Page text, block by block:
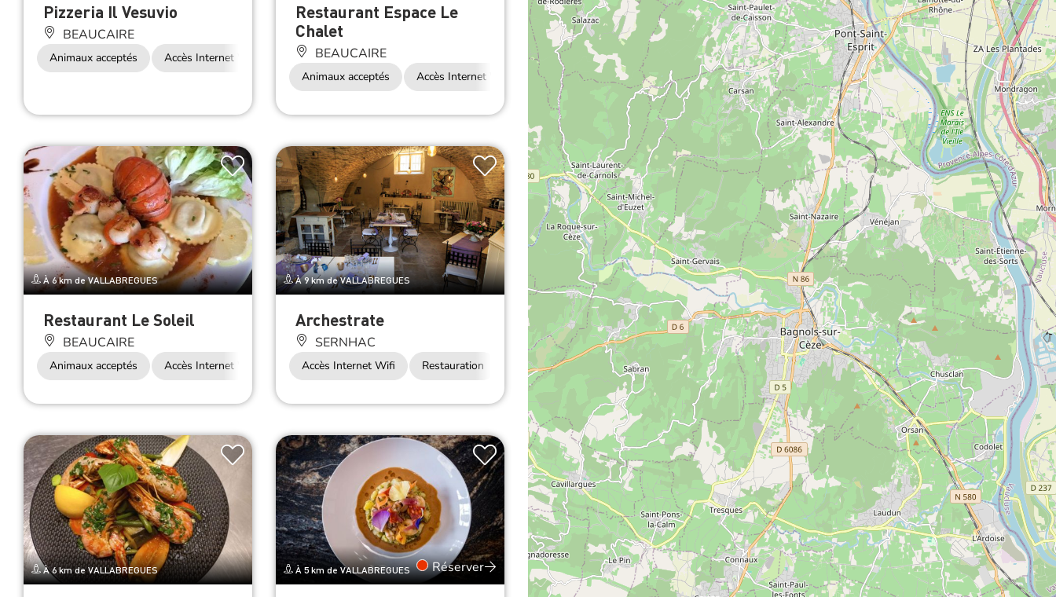
Pizzeria Il Vesuvio
BEAUCAIRE
Animaux acceptés Accès Internet Wifi Restauration
Restaurant Espace Le
Chalet
BEAUCAIRE
Animaux acceptés Accès Internet Wifi Restauration
À 6 km de VALLABREGUES
Restaurant Le Soleil
BEAUCAIRE
Animaux acceptés Accès Internet Wifi
À 9 km de VALLABREGUES
Archestrate
SERNHAC
Accès Internet Wifi Restauration
À 6 km de VALLABREGUES À 5 km de VALLABREGUES Réserver